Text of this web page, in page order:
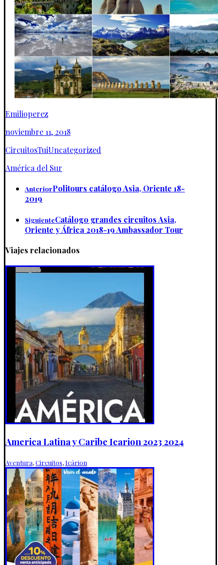
Emilioperez
noviembre 11, 2018
CircuitosTuiUncategorized
América del Sur
AnteriorPolitours catálogo Asia, Oriente 18-
2019
SiguienteCatálogo grandes circuitos Asia,
Oriente y África 2018-19 Ambassador Tour
Viajes relacionados
America Latina y Caribe Icarion 2023 2024
Aventura,Circuitos, Icárion